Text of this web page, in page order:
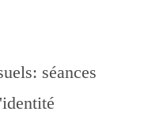
séances